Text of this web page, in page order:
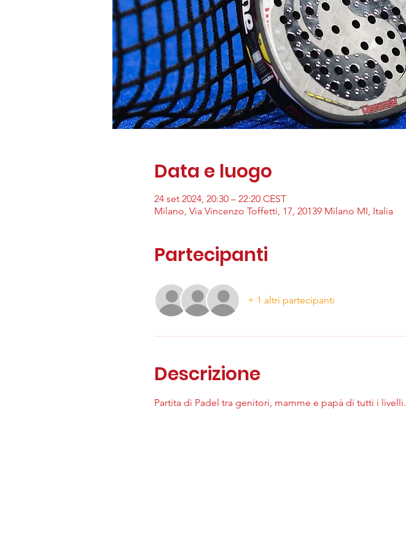
Data e luogo
24 set 2024, 20:30 – 22:20 CEST
Milano, Via Vincenzo Toffetti, 17, 20139 Milano MI, Italia
Partecipanti
+ 1 altri partecipanti
Descrizione
Partita di Padel tra genitori, mamme e papà di tutti i livelli.